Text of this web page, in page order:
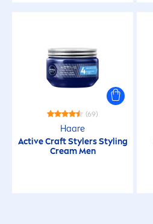
Anti-Geruch
Anti-Schweiss
Deo-Schutz
(69)
Haare
ActiveCraft Stylers Styling
CreamMen